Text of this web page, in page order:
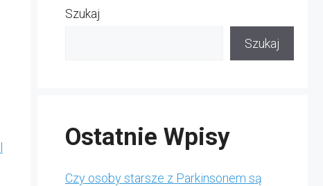
Szukaj
Szukaj
Ostatnie Wpisy
Czy osoby starsze z Parkinsonem są